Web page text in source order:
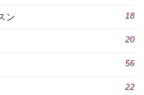
ン 18
20
56
22